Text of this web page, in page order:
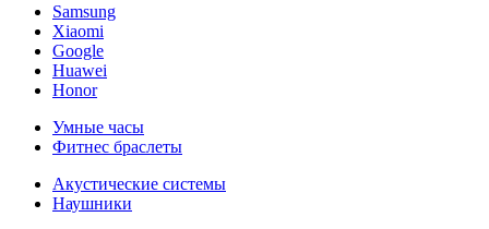
Samsung
Xiaomi
Google
Huawei
Honor
Умные часы
Фитнес браслеты
Акустические системы
Наушники